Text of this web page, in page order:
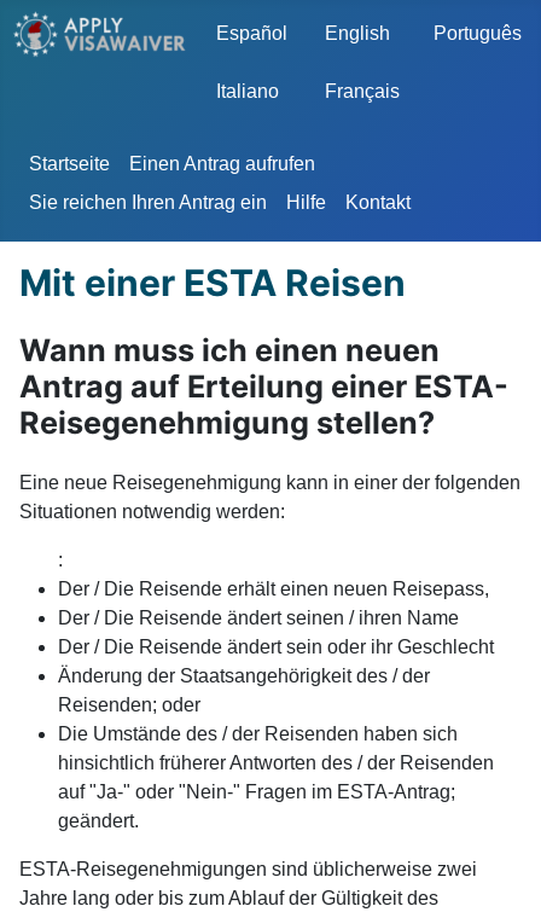
Sprache auswählen
Español English Português
Italiano Français
Startseite
Einen Antrag aufrufen
Sie reichen Ihren Antrag ein
Hilfe Kontakt
Mit einer ESTA Reisen
Wann muss ich einen neuen
Antrag auf Erteilung einer ESTA-
Reisegenehmigung stellen?
Eine neue Reisegenehmigung kann in einer der folgenden
Situationen notwendig werden:
:
Der / Die Reisende erhält einen neuen Reisepass,
Der / Die Reisende ändert seinen / ihren Name
Der / Die Reisende ändert sein oder ihr Geschlecht
Änderung der Staatsangehörigkeit des / der
Reisenden; oder
Die Umstände des / der Reisenden haben sich
hinsichtlich früherer Antworten des / der Reisenden
auf "Ja-" oder "Nein-" Fragen im ESTA-Antrag;
geändert.
ESTA-Reisegenehmigungen sind üblicherweise zwei
Jahre lang oder bis zum Ablauf der Gültigkeit des